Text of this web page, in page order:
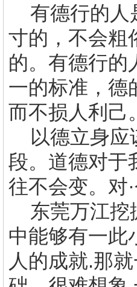
有德行的人
寸的，不会粗
的。有德行的
一的标准，德
而不损人利己
以德立身应
段。道德对于
往不会变。对
东莞万江挖
中能够有一此
人的成就.那